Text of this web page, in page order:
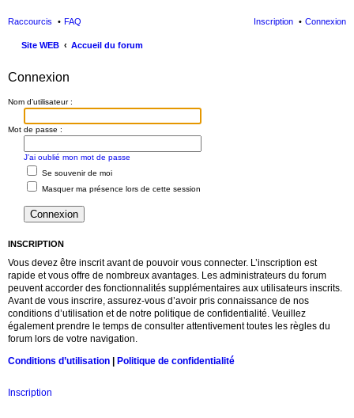
Raccourcis FAQ Connexion
Inscription
Site WEB
Accueil du forum
Connexion
Nom d’utilisateur :
Mot de passe :
J’ai oublié mon mot de passe
Se souvenir de moi
Masquer ma présence lors de cette session
INSCRIPTION
Vous devez être inscrit avant de pouvoir vous connecter. L’inscription est
rapide et vous offre de nombreux avantages. Les administrateurs du forum
peuvent accorder des fonctionnalités supplémentaires aux utilisateurs inscrits.
Avant de vous inscrire, assurez-vous d’avoir pris connaissance de nos
conditions d’utilisation et de notre politique de confidentialité. Veuillez
également prendre le temps de consulter attentivement toutes les règles du
forum lors de votre navigation.
Conditions d’utilisation | Politique de confidentialité
Inscription